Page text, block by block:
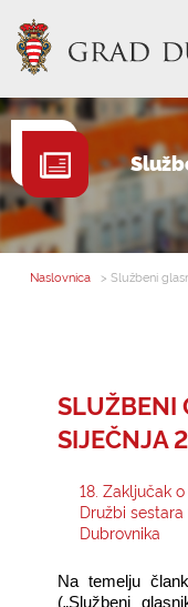
GRADONAČELNIK
Naslovnica > Službeni
SLUŽBENI
SIJEČNJA
18. Zaključak
Družbi
Dubrovnika
Na temelju
(„Službeni